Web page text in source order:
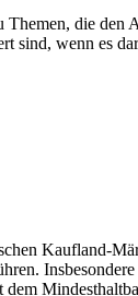
die
wenn es
Kaufland-